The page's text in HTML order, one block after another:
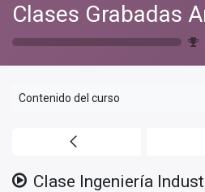
Contenido del curso